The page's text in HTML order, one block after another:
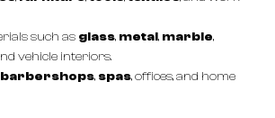
such as glass, metal, marble,
vehicle interiors.
barbershops, spas, offices, and home